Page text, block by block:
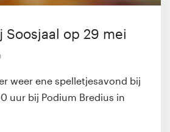
Soosjaal op 29 mei
weer ene spelletjesavond bij
uur bij Podium Bredius in